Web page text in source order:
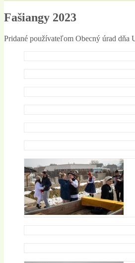
Fašiangy 2023
Pridané používateľom Obecný úrad dňa